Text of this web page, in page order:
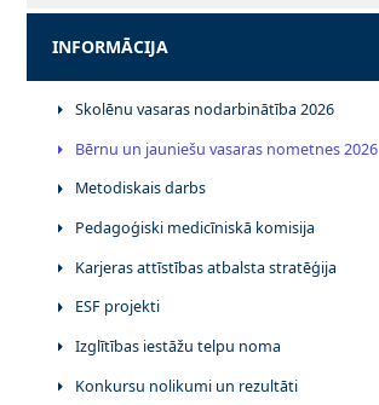
INFORMĀCIJA
Skolēnu vasaras nodarbinātība 2026
Bērnu un jauniešu vasaras nometnes 2026
Metodiskais darbs
Pedagoģiski medicīniskā komisija
Karjeras attīstības atbalsta stratēģija
ESF projekti
Izglītības iestāžu telpu noma
Konkursu nolikumi un rezultāti